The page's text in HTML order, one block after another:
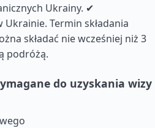
Ukrainy. ✔
Termin składania
składać nie wcześniej niż 3
podróżą.
do uzyskania wizy